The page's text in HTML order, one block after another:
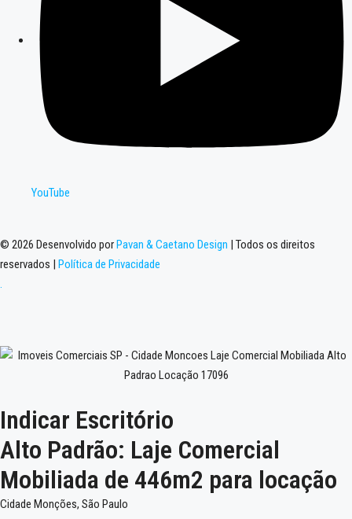
YouTube
© 2026 Desenvolvido porPavan & Caetano Design | Todos os direitos
reservados | Política de Privacidade
.
Indicar Escritório
Alto Padrão: Laje Comercial
Mobiliada de 446m2 para locação
Cidade Monções, São Paulo